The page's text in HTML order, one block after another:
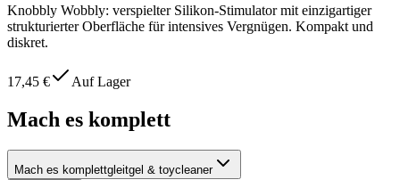
Knobbly Wobbly: verspielter Silikon-Stimulator mit einzigartiger
strukturierter Oberfläche für intensives Vergnügen. Kompakt und
diskret.
17,45 € Auf Lager
Mach es komplett
Mach es komplettgleitgel & toycleaner